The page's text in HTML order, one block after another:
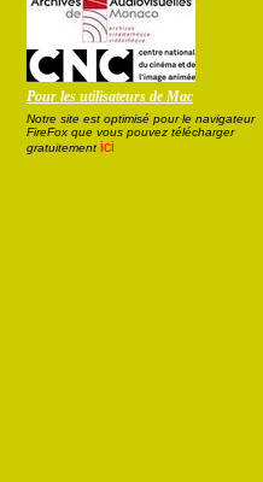
Pour les utilisateurs de Mac
Notre site est optimisé pour le navigateur
FireFox que vous pouvez télécharger
gratuitement ici